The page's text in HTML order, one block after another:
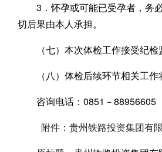
3．怀孕或可能已受孕者，务
切后果由本人承担。
（七）本次体检工作接受纪
（八）体检后续环节相关工
咨询电话：0851－88956605
附件：贵州铁路投资集团有